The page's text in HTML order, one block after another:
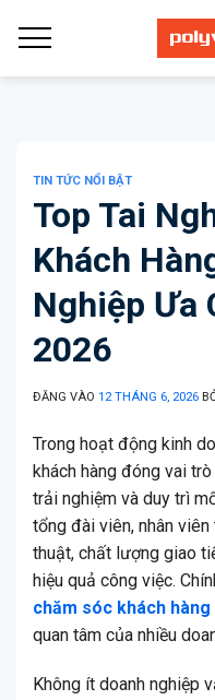
qua
TIN TỨC NỔI BẬT
Top Tai
Khách
Nghiệp Ưa
2026
ĐĂNG VÀO 12 THÁNG 6, 2026
Trong hoạt động kinh
khách hàng đóng vai
trải nghiệm và duy trì
tổng đài viên, nhân
thuật, chất lượng giao
hiệu quả công việc.
chăm sóc khách hàng
quan tâm của nhiều
Không ít doanh nghiệp